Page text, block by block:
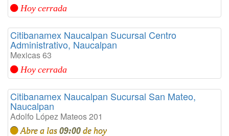
Hoy cerrada
Citibanamex Naucalpan Sucursal Centro
Administrativo, Naucalpan
Mexicas 63
Hoy cerrada
Citibanamex Naucalpan Sucursal San Mateo,
Naucalpan
Adolfo López Mateos 201
Abre a las 09:00 de hoy